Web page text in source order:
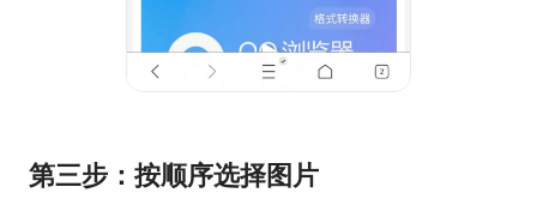
第三步：按顺序选择图片